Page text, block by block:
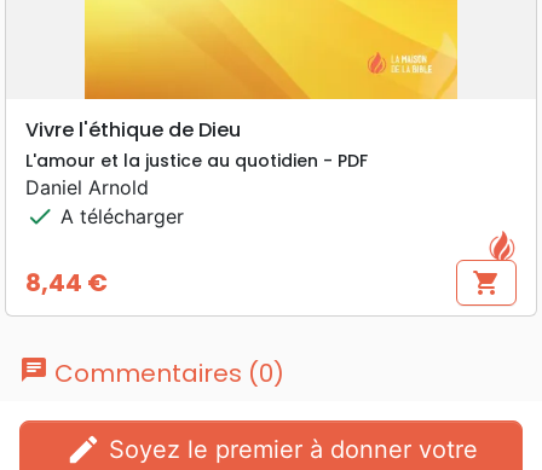
Vivre l'éthique de Dieu
L'amour et la justice au quotidien - PDF
Daniel Arnold
check A télécharger
Prix
8,44 € shopping_cart
chat Commentaires (0)
edit